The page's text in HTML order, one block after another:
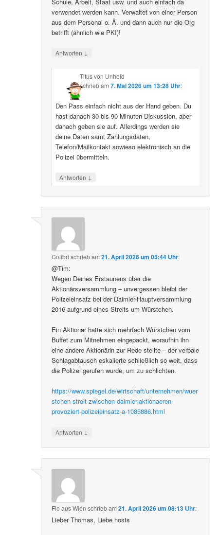
verwendet werden kann. Verwaltet von einer Person
aus dem Personal o. Ä. und dann auch nur die Org
betrifft (ähnlich wie PKI)!
Antworten ↓
Titus von Unhold
schriebam 7. Mai 2026 um 13:28 Uhr:
Den Pass einfach nicht aus der Hand geben. Du
hast danach 30 bis 90 Minuten Diskussion, aber
danach geben sie auf. Allerdings werden sie
deine Daten samt Zahlungsdaten,
Telefon/Mailkontakt sowieso elektronisch an die
Polizei übermitteln.
Antworten ↓
Colibri schriebam21. April 2026 um 05:44 Uhr:
@Tim:
Wegen Deines Erstaunens über die
Aktionärsversammlung – unvergessen bleibt der
Polizeieinsatz bei der Daimler-Hauptversammlung
2016 aufgrund eines Streits um Würstchen.
Ein Aktionär hatte sich mehrfach Würstchen vom
Buffet zum Mitnehmen eingepackt, woraufhin ihn
eine andere Aktionärin zur Rede stellte – der verbale
Schlagabtausch eskalierte schließlich so weit, dass
die Polizei gerufen wurde, um zu schlichten.
https://www.spiegel.de/wirtschaft/unternehmen/wuer
stchen-streit-zwischen-daimler-aktionaeren-
provoziert-polizeieinsatz-a-1085886.html
Antworten ↓
Flo aus Wien schriebam21. April 2026 um 08:13 Uhr:
Lieber Thomas, Liebe hosts